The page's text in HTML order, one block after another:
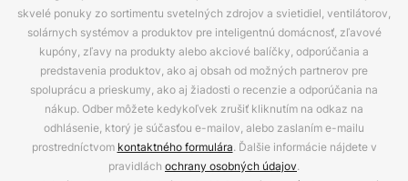
skvelé ponuky zo sortimentu svetelných zdrojov a svietidiel, ventilátorov,
solárnych systémov a produktov pre inteligentnú domácnosť, zľavové
kupóny, zľavy na produkty alebo akciové balíčky, odporúčania a
predstavenia produktov, ako aj obsah od možných partnerov pre
spoluprácu a prieskumy, ako aj žiadosti o recenzie a odporúčania na
nákup. Odber môžete kedykoľvek zrušiť kliknutím na odkaz na
odhlásenie, ktorý je súčasťou e-mailov, alebo zaslaním e-mailu
prostredníctvom kontaktného formulára. Ďalšie informácie nájdete v
pravidlách ochrany osobných údajov.